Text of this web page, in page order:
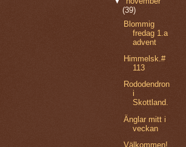
(39)
Blommig
fredag 1.a
advent
Himmelsk.#
113
Rododendron
i
Skottland.
Änglar mitt i
veckan
Välkommen!